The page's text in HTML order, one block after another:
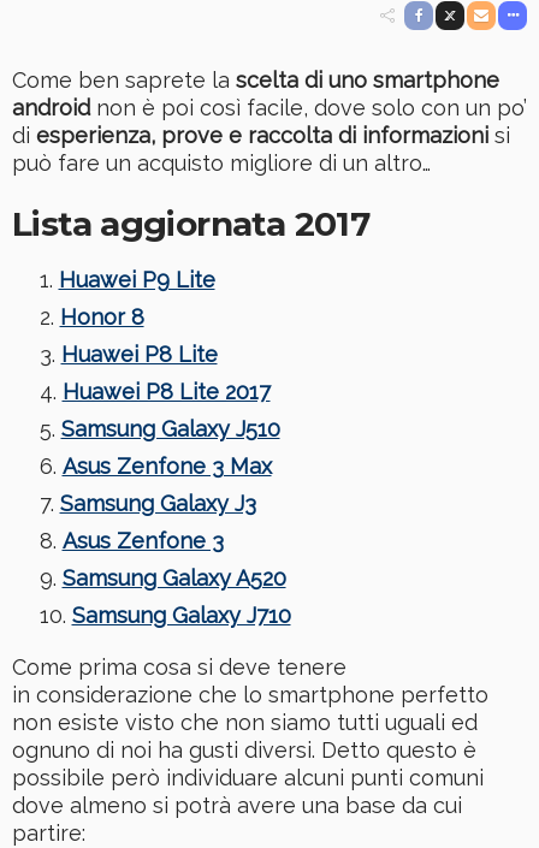
Come ben saprete la scelta di uno smartphone
androidnon è poi così facile, dove solo con un po’
di esperienza, prove e raccolta di informazioni si
può fare un acquisto migliore di un altro…
Lista aggiornata 2017
Huawei P9 Lite
Honor 8
Huawei P8 Lite
Huawei P8 Lite 2017
Samsung Galaxy J510
Asus Zenfone 3 Max
Samsung Galaxy J3
Asus Zenfone 3
Samsung Galaxy A520
Samsung Galaxy J710
Come prima cosa si deve tenere
in considerazione che lo smartphone perfetto
non esiste visto che non siamo tutti uguali ed
ognuno di noi ha gusti diversi. Detto questo è
possibile però individuare alcuni punti comuni
dove almeno si potrà avere una base da cui
partire: